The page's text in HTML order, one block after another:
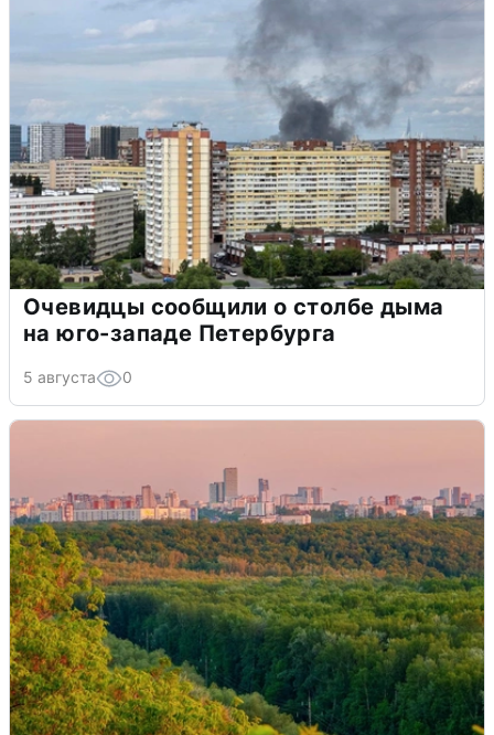
Очевидцы сообщили о столбе дыма
на юго-западе Петербурга
5 августа 0